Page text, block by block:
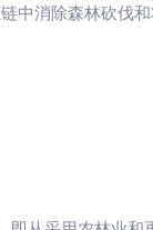
中消除森林砍伐